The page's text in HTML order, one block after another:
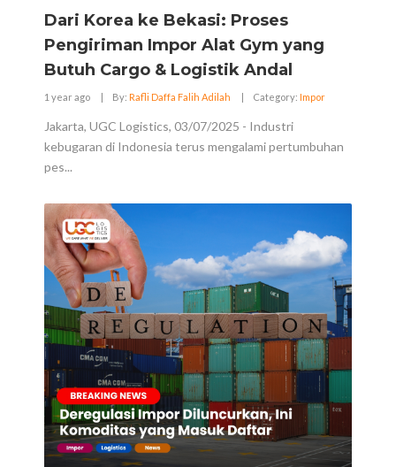
Dari Korea ke Bekasi: Proses
Pengiriman Impor Alat Gym yang
Butuh Cargo & Logistik Andal
1 year ago | By: Rafli Daffa Falih Adilah | Category: Impor
Jakarta, UGC Logistics, 03/07/2025 - Industri
kebugaran di Indonesia terus mengalami pertumbuhan
pes...